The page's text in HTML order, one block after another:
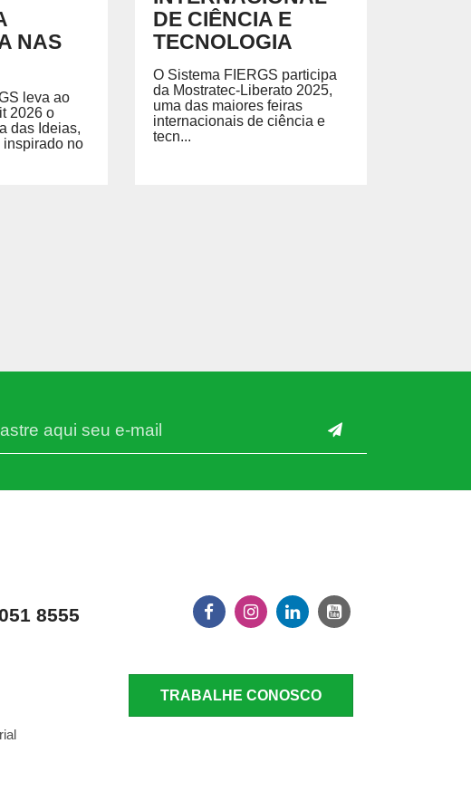
NAS
leva ao
2026 o
das Ideias,
inspirado no
DE CIÊNCIA E
TECNOLOGIA
O Sistema FIERGS participa
da Mostratec-Liberato 2025,
uma das maiores feiras
internacionais de ciência e
tecn...
8555
TRABALHE CONOSCO